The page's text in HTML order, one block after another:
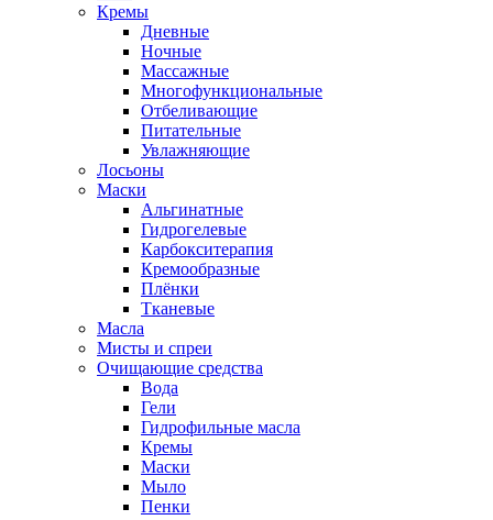
Кремы
Дневные
Ночные
Массажные
Многофункциональные
Отбеливающие
Питательные
Увлажняющие
Лосьоны
Маски
Альгинатные
Гидрогелевые
Карбокситерапия
Кремообразные
Плёнки
Тканевые
Масла
Мисты и спреи
Очищающие средства
Вода
Гели
Гидрофильные масла
Кремы
Маски
Мыло
Пенки